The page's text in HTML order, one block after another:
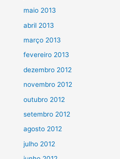
maio 2013
abril 2013
março 2013
fevereiro 2013
dezembro 2012
novembro 2012
outubro 2012
setembro 2012
agosto 2012
julho 2012